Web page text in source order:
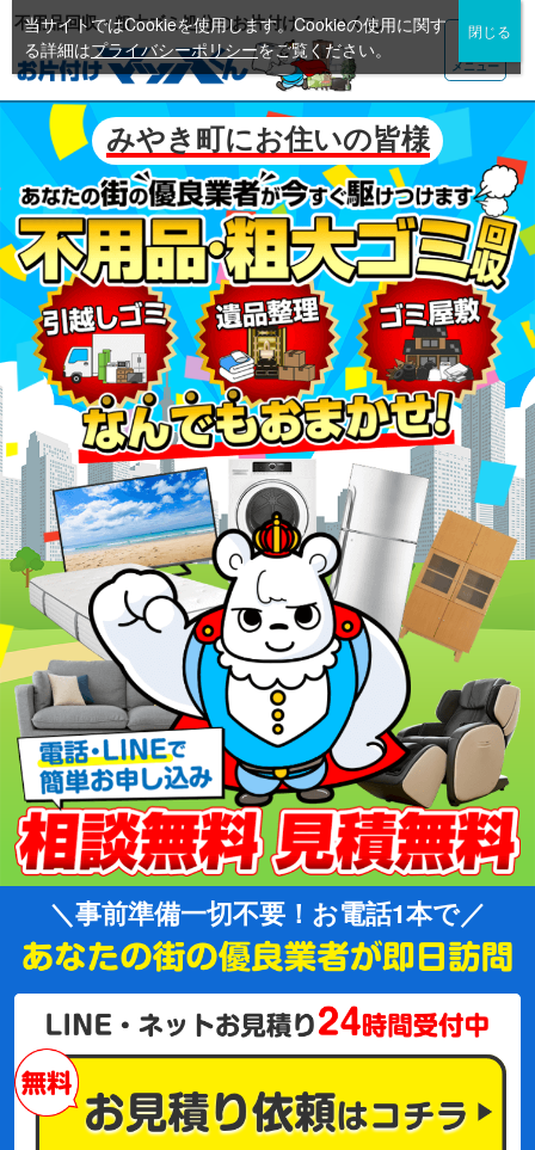
不用品回収・粗大ゴミ処分のお片付けマッハくん
メニュー
みやき町にお住いの皆様
事前準備一切不要！お電話1本で
当サイトではCookieを使用します。Cookieの使用に関す
る詳細はプライバシーポリシーをご覧ください。